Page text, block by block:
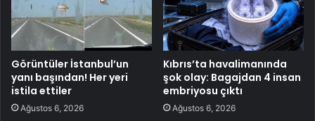
Görüntüler İstanbul’un
yanı başından! Her yeri
istila ettiler
Ağustos 6, 2026
Kıbrıs’ta havalimanında
şok olay: Bagajdan 4 insan
embriyosu çıktı
Ağustos 6, 2026